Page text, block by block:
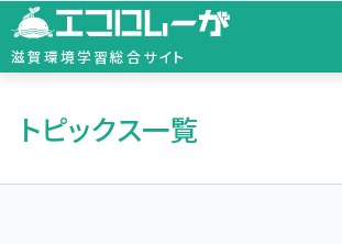
滋賀環境学習総合サイト
トピックス一覧